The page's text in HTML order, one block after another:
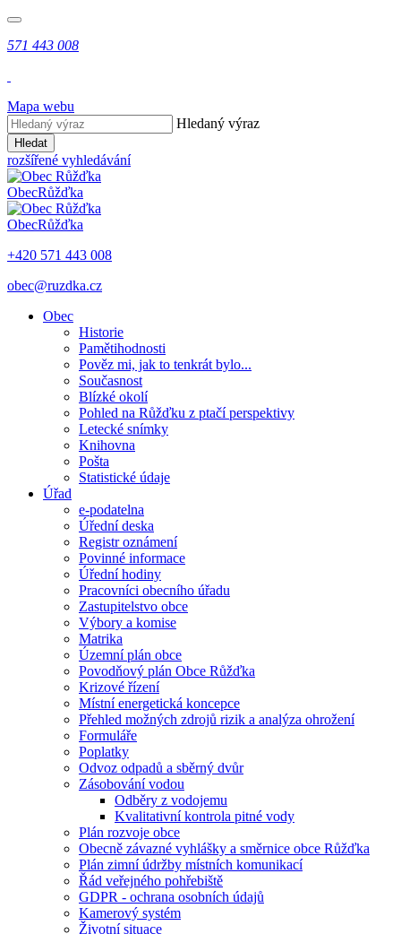
571 443 008
Mapa webu
Hledaný výraz
Hledat
rozšířené vyhledávání
ObecRůžďka
ObecRůžďka
+420 571 443 008
obec@ruzdka.cz
Obec
Historie
Pamětihodnosti
Pověz mi, jak to tenkrát bylo...
Současnost
Blízké okolí
Pohled na Růžďku z ptačí perspektivy
Letecké snímky
Knihovna
Pošta
Statistické údaje
Úřad
e-podatelna
Úřední deska
Registr oznámení
Povinné informace
Úřední hodiny
Pracovníci obecního úřadu
Zastupitelstvo obce
Výbory a komise
Matrika
Územní plán obce
Povodňový plán Obce Růžďka
Krizové řízení
Místní energetická koncepce
Přehled možných zdrojů rizik a analýza ohrožení
Formuláře
Poplatky
Odvoz odpadů a sběrný dvůr
Zásobování vodou
Odběry z vodojemu
Kvalitativní kontrola pitné vody
Plán rozvoje obce
Obecně závazné vyhlášky a směrnice obce Růžďka
Plán zimní údržby místních komunikací
Řád veřejného pohřebiště
GDPR - ochrana osobních údajů
Kamerový systém
Životní situace